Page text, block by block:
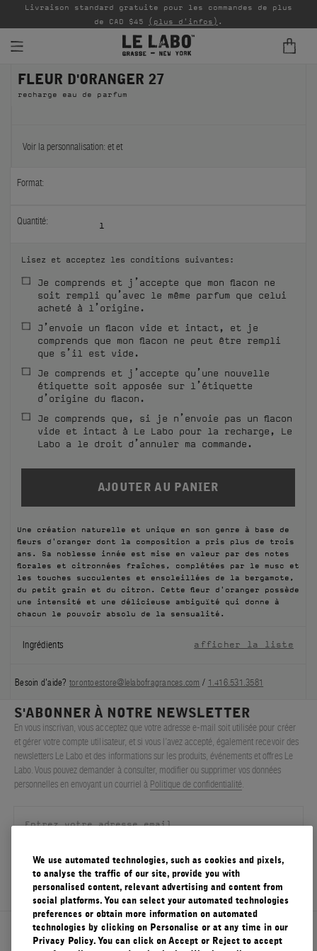
PARFUMS
INTÉRIEUR
BODY — HAIR — FACE
ÉCHANTILLONS
À PROPOS
Compte
Panier
(0)
Livraison standard gratuite pour les commandes de plus
de CAD $45 (plus d'infos) .
FLEUR D'ORANGER 27
recharge eau de parfum
Voir la personnalisation: etet
Format:
Quantité: 1
Lisez et acceptez les conditions suivantes:
Je comprends et j’accepte que mon flacon ne
soit rempli qu’avec le même parfum que celui
acheté à l’origine.
J’envoie un flacon vide et intact, et je
comprends que mon flacon ne peut être rempli
que s’il est vide.
Je comprends et j’accepte qu’une nouvelle
étiquette soit apposée sur l’étiquette
d’origine du flacon.
Je comprends que, si je n’envoie pas un flacon
vide et intact à Le Labo pour la recharge, Le
Labo a le droit d’annuler ma commande.
Une création naturelle et unique en son genre à base de
fleurs d'oranger dont la composition a pris plus de trois
ans. Sa noblesse innée est mise en valeur par des notes
florales et citronnées fraîches, complétées par le musc et
les touches succulentes et ensoleillées de la bergamote,
du petit grain et du citron. Cette fleur d'oranger possède
une intensité et une délicieuse ambiguïté qui donne à
chacun le pouvoir absolu de la sensualité.
Ingrédients afficher la liste
Besoin d'aide? torontoestore@lelabofragrances.com / 1.416.531.3581
À propos de Le Labo
S'ABONNER À NOTRE NEWSLETTER
En vous inscrivan, vous acceptez que votre adresse e-mail soit utilisée pour créer
et gérer votre compte utilisateur, et si vous l’avez accepté, également recevoir des
newsletters Le Labo et des informations sur les produits, événements et offres Le
Labo. Vous pouvez demander à consulter, modifier ou supprimer vos données
personnelles en envoyant un courriel à Politique de confidentialité
S'ENREGISTRER
We use automated technologies, such as cookies and pixels,
to analyse the traffic of our site, provide you with
personalised content, relevant advertising and content from
social platforms. You can select your automated technologies
preferences or obtain more information on automated
technologies by clicking on Personalise or at any time in our
Privacy Policy. You can click on Accept or Reject to accept